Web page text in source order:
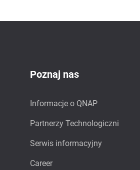
Poznaj nas
Informacje o QNAP
Partnerzy Technologiczni
Serwis informacyjny
Career